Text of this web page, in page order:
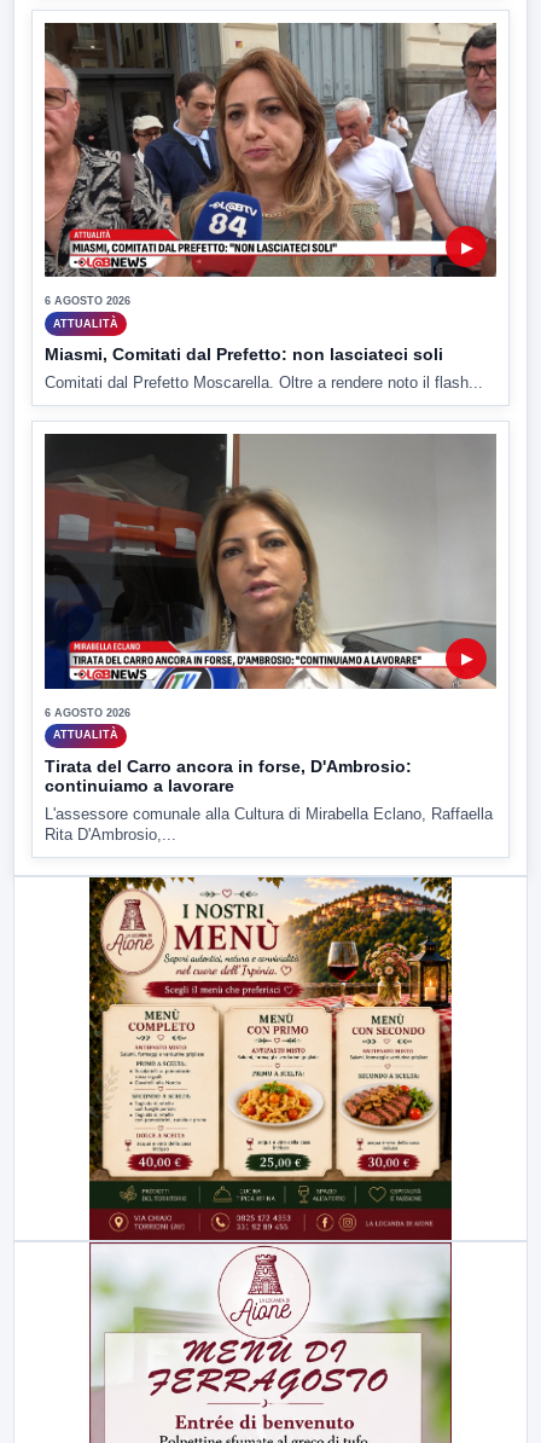
▶
6 AGOSTO 2026
ATTUALITÀ
Miasmi, Comitati dal Prefetto: non lasciateci soli
Comitati dal Prefetto Moscarella. Oltre a rendere noto il flash...
▶
6 AGOSTO 2026
ATTUALITÀ
Tirata del Carro ancora in forse, D'Ambrosio:
continuiamo a lavorare
L'assessore comunale alla Cultura di Mirabella Eclano, Raffaella
Rita D'Ambrosio,...